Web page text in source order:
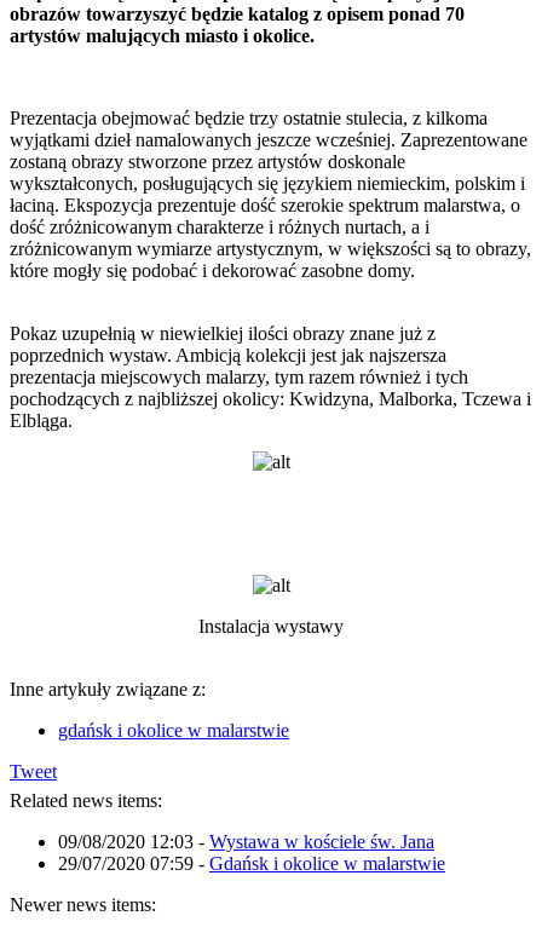
obrazów towarzyszyć będzie katalog z opisem ponad 70
artystów malujących miasto i okolice.
Prezentacja obejmować będzie trzy ostatnie stulecia, z kilkoma
wyjątkami dzieł namalowanych jeszcze wcześniej. Zaprezentowane
zostaną obrazy stworzone przez artystów doskonale
wykształconych, posługujących się językiem niemieckim, polskim i
łaciną. Ekspozycja prezentuje dość szerokie spektrum malarstwa, o
dość zróżnicowanym charakterze i różnych nurtach, a i
zróżnicowanym wymiarze artystycznym, w większości są to obrazy,
które mogły się podobać i dekorować zasobne domy.
Pokaz uzupełnią w niewielkiej ilości obrazy znane już z
poprzednich wystaw. Ambicją kolekcji jest jak najszersza
prezentacja miejscowych malarzy, tym razem również i tych
pochodzących z najbliższej okolicy: Kwidzyna, Malborka, Tczewa i
Elbląga.
Instalacja wystawy
Inne artykuły związane z:
gdańsk i okolice w malarstwie
Tweet
Related news items:
09/08/2020 12:03 - Wystawa w kościele św. Jana
29/07/2020 07:59 - Gdańsk i okolice w malarstwie
Newer news items: